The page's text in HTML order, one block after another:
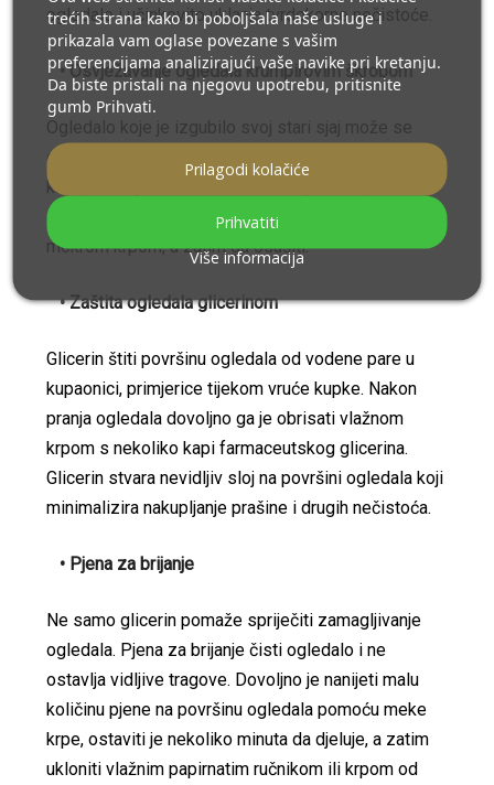
ogledalo i učinkovito uklanja tvrdokorne nečistoće.
• Osvježavanje ogledala krumpirovim škrobom
Ogledalo koje je izgubilo svoj stari sjaj može se
očistiti mekanom vodom s dodatkom male količine
krumpirovog škroba. Nakon takvog čišćenja
ogledalo je potrebno ponovno prebrisati čistom
mokrom krpom, a zatim ga osušiti.
• Zaštita ogledala glicerinom
Glicerin štiti površinu ogledala od vodene pare u
kupaonici, primjerice tijekom vruće kupke. Nakon
pranja ogledala dovoljno ga je obrisati vlažnom
krpom s nekoliko kapi farmaceutskog glicerina.
Glicerin stvara nevidljiv sloj na površini ogledala koji
minimalizira nakupljanje prašine i drugih nečistoća.
• Pjena za brijanje
Ne samo glicerin pomaže spriječiti zamagljivanje
ogledala. Pjena za brijanje čisti ogledalo i ne
ostavlja vidljive tragove. Dovoljno je nanijeti malu
količinu pjene na površinu ogledala pomoću meke
krpe, ostaviti je nekoliko minuta da djeluje, a zatim
ukloniti vlažnim papirnatim ručnikom ili krpom od
trećih strana kako bi poboljšala naše usluge i
prikazala vam oglase povezane s vašim
preferencijama analizirajući vaše navike pri kretanju.
Da biste pristali na njegovu upotrebu, pritisnite
gumb Prihvati.
Više informacija
Prilagodi kolačiće
Prihvatiti